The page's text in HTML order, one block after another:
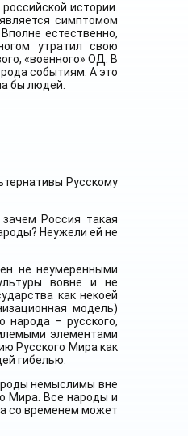
истории.
симптомом
естественно,
утратил свою
«военного» ОД. В
событиям. А это
бы людей.
Русскому
Россия такая
Неужели ей не
не неумеренными
вовне и не
как некоей
модель)
народа – русского,
элементами
Русского Мира как
гибелью.
немыслимы вне
Мира. Все народы и
со временем может